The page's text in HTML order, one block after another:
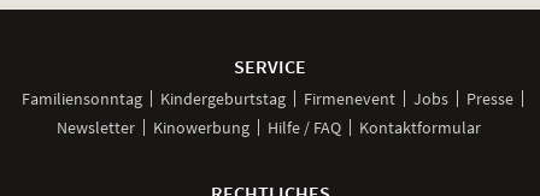
SERVICE
Familiensonntag Kindergeburtstag Firmenevent Jobs
Presse
Newsletter
Kinowerbung Hilfe / FAQ Kontaktformular